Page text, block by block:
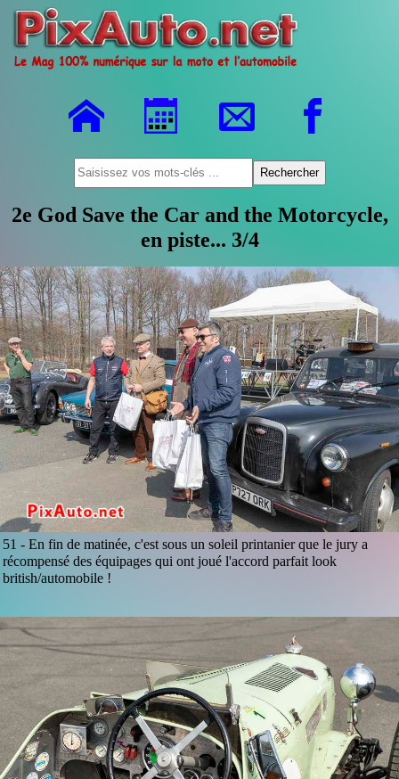
2e God Save the Car and the Motorcycle,
en piste... 3/4
51 -En fin de matinée, c'est sous un soleil printanier que le jury a
récompensé des équipages qui ont joué l'accord parfait look
british/automobile !